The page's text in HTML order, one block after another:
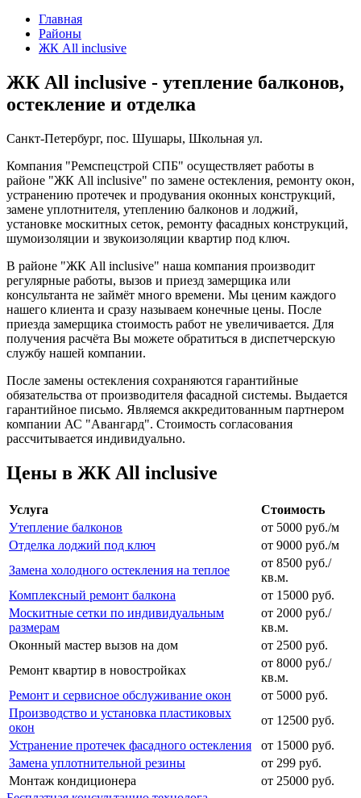
Главная
Районы
ЖК All inclusive
ЖК All inclusive - утепление балконов,
остекление и отделка
Санкт-Петербург, пос. Шушары, Школьная ул.
Компания "Ремспецстрой СПБ" осуществляет работы в
районе "ЖК All inclusive" по замене остекления, ремонту окон,
устранению протечек и продувания оконных конструкций,
замене уплотнителя, утеплению балконов и лоджий,
установке москитных сеток, ремонту фасадных конструкций,
шумоизоляции и звукоизоляции квартир под ключ.
В районе "ЖК All inclusive" наша компания производит
регулярные работы, вызов и приезд замерщика или
консультанта не займёт много времени. Мы ценим каждого
нашего клиента и сразу называем конечные цены. После
приезда замерщика стоимость работ не увеличивается. Для
получения расчёта Вы можете обратиться в диспетчерскую
службу нашей компании.
После замены остекления сохраняются гарантийные
обязательства от производителя фасадной системы. Выдается
гарантийное письмо. Являемся аккредитованным партнером
компании АС "Авангард". Стоимость согласования
рассчитывается индивидуально.
Цены в ЖК All inclusive
Услуга
Стоимость
Утепление балконов
от 5000 руб./м
Отделка лоджий под ключ
от 9000 руб./м
Замена холодного остекления на теплое
от 8500 руб./
кв.м.
Комплексный ремонт балкона
от 15000 руб.
Москитные сетки по индивидуальным
размерам
от 2000 руб./
кв.м.
Оконный мастер вызов на дом
от 2500 руб.
Ремонт квартир в новостройках
от 8000 руб./
кв.м.
Ремонт и сервисное обслуживание окон
от 5000 руб.
Производство и установка пластиковых
окон
от 12500 руб.
Устранение протечек фасадного остекления
от 15000 руб.
Замена уплотнительной резины
от 299 руб.
Монтаж кондиционера
от 25000 руб.